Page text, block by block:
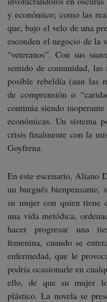
y económico; como las
que, bajo el velo de una
esconden el negocio de la
“veteranos”. Con sus
sentido de comunidad,
posible rebeldía (aun las
de comprensión o
continúa siendo
económicas. Un sistema
crisis finalmente con la
Goyfrena.
En este escenario, Aliano
un burgués bienpensante,
su mujer con quien tiene
una vida metódica,
hacer progresar una
femenina, cuando se
enfermedad, que le
podría ocasionarle en
ello, de que su mujer
plástico. La novela se